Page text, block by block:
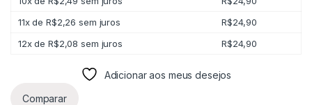
11x deR$2,26 sem juros R$24,90
12x deR$2,08 sem juros R$24,90
Adicionar aos meus desejos
Comparar